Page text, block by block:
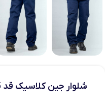
شلوار جین کلاسیک قد 105 آبی نفتی 1110225-1